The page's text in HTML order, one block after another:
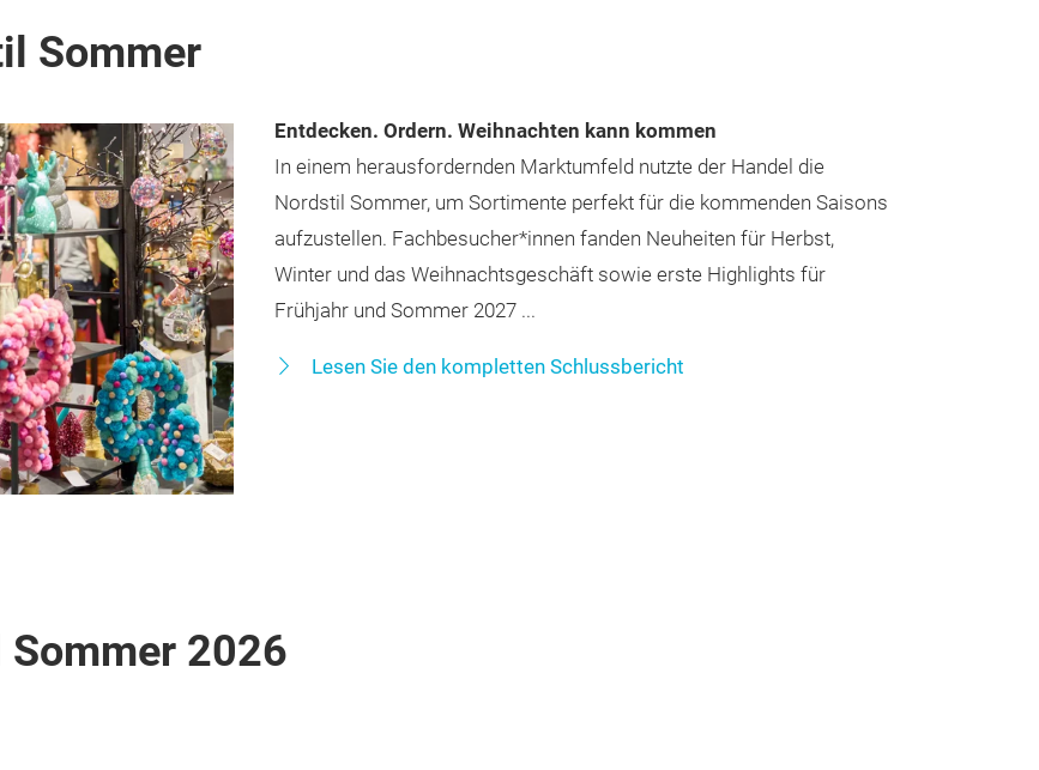
Sommer
Entdecken. Ordern. Weihnachten kann kommen
In einem herausfordernden Marktumfeld nutzte der Handel die
Nordstil Sommer, um Sortimente perfekt für die kommenden Saisons
aufzustellen. Fachbesucher*innen fanden Neuheiten für Herbst,
Winter und das Weihnachtsgeschäft sowie erste Highlights für
Frühjahr und Sommer 2027 ...
Lesen Sie den kompletten Schlussbericht
2026